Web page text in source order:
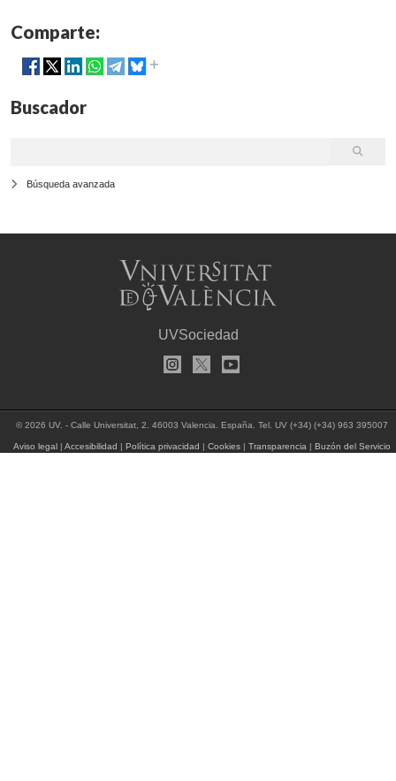
Comparte:
Buscador
Búsqueda avanzada
UVSociedad
© 2026 UV. - Calle Universitat, 2. 46003 Valencia. España. Tel. UV (+34) (+34) 963 395007
Aviso legal |Accesibilidad |Política privacidad |Cookies |Transparencia |Buzón del Servicio